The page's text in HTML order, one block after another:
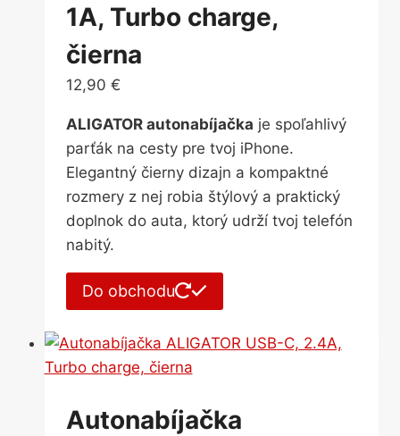
1A, Turbo charge,
čierna
12,90 €
ALIGATOR autonabíjačka je spoľahlivý
parťák na cesty pre tvoj iPhone.
Elegantný čierny dizajn a kompaktné
rozmery z nej robia štýlový a praktický
doplnok do auta, ktorý udrží tvoj telefón
nabitý.
Do obchodu
Autonabíjačka